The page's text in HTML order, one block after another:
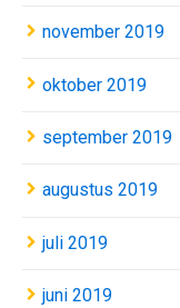
november 2019
oktober 2019
september 2019
augustus 2019
juli 2019
juni 2019